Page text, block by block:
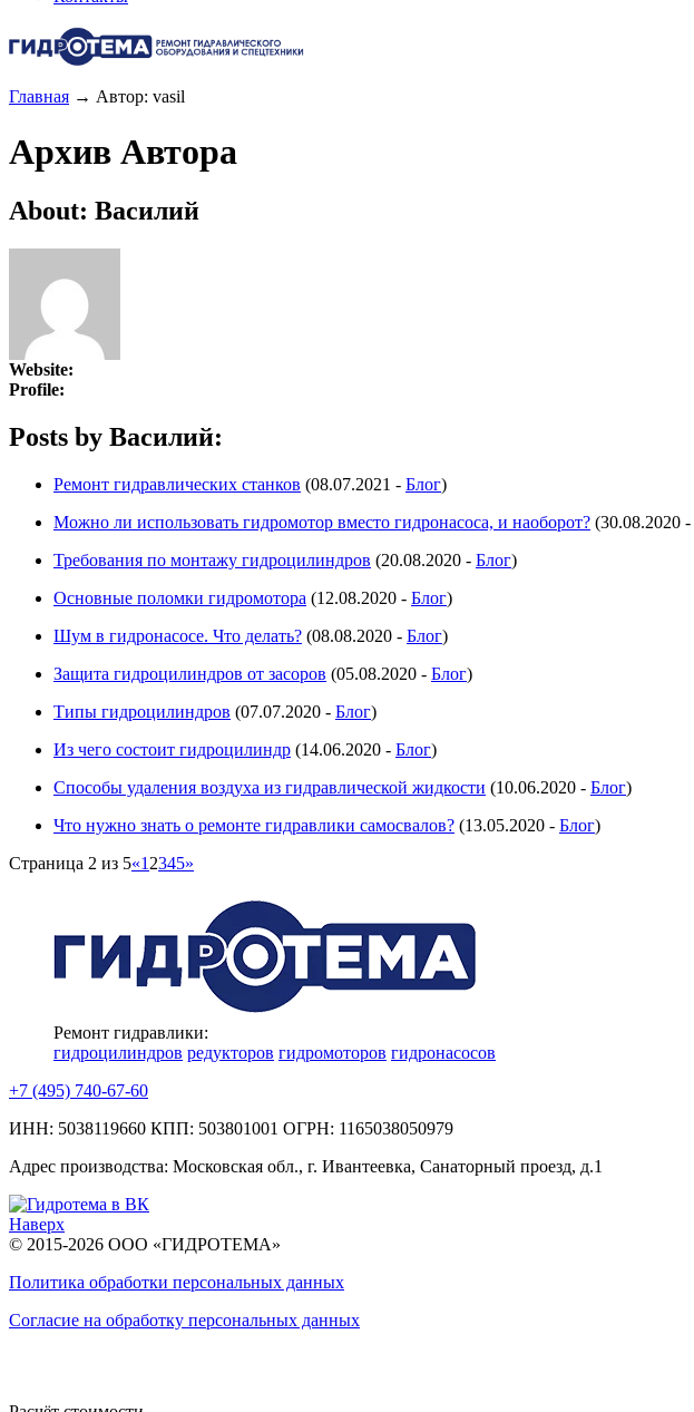
Главная → Автор: vasil
Архив Автора
About: Василий
Website:
Profile:
Posts by Василий:
Ремонт гидравлических станков (08.07.2021 - Блог)
Можно ли использовать гидромотор вместо гидронасоса, и наоборот? (30.08.2020 -
Требования по монтажу гидроцилиндров (20.08.2020 - Блог)
Основные поломки гидромотора (12.08.2020 - Блог)
Шум в гидронасосе. Что делать? (08.08.2020 - Блог)
Защита гидроцилиндров от засоров (05.08.2020 - Блог)
Типы гидроцилиндров (07.07.2020 - Блог)
Из чего состоит гидроцилиндр (14.06.2020 - Блог)
Способы удаления воздуха из гидравлической жидкости (10.06.2020 - Блог)
Что нужно знать о ремонте гидравлики самосвалов? (13.05.2020 - Блог)
Страница 2 из 5«1 2345»
Ремонт гидравлики:
гидроцилиндров редукторов гидромоторов гидронасосов
+7 (495) 740-67-60
ИНН: 5038119660 КПП: 503801001 ОГРН: 1165038050979
Адрес производства: Московская обл., г. Ивантеевка, Санаторный проезд, д.1
Наверх
© 2015-2026 ООО «ГИДРОТЕМА»
Политика обработки персональных данных
Согласие на обработку персональных данных